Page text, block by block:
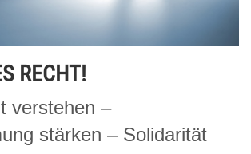
RECHT!
verstehen –
stärken – Solidarität